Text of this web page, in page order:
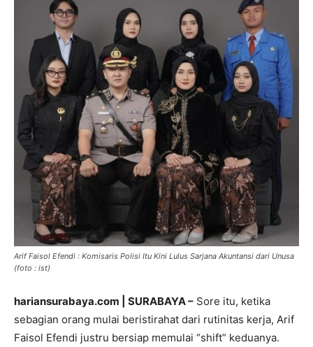
Arif Faisol Efendi : Komisaris Polisi Itu Kini Lulus Sarjana Akuntansi dari Unusa
(foto : ist)
hariansurabaya.com | SURABAYA – Sore itu, ketika
sebagian orang mulai beristirahat dari rutinitas kerja, Arif
Faisol Efendi justru bersiap memulai “shift” keduanya.